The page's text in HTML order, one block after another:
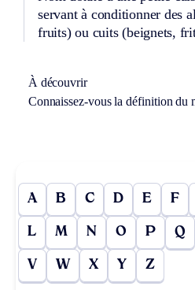
servant à conditionner des
fruits) ou cuits (beignets,
À découvrir
Connaissez-vous la définition du
A B C D E F
L M N O P Q
V W X Y Z